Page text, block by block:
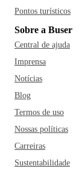
Pontos turísticos
Sobre a Buser
Central de ajuda
Imprensa
Notícias
Blog
Termos de uso
Nossas políticas
Carreiras
Sustentabilidade